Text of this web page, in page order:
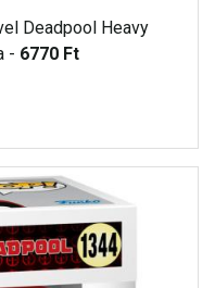
Deadpool Heavy
- 6770 Ft